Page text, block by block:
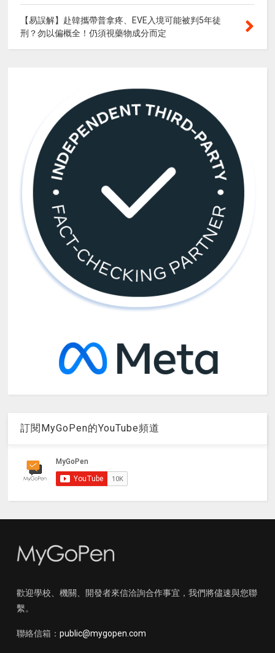
【易誤解】赴韓攜帶普拿疼、EVE入境可能被判5年徒
刑？勿以偏概全！仍須視藥物成分而定
訂閱MyGoPen的YouTube頻道
歡迎學校、機關、開發者來信洽詢合作事宜，我們將儘速與您聯
繫。
聯絡信箱： public@mygopen.com